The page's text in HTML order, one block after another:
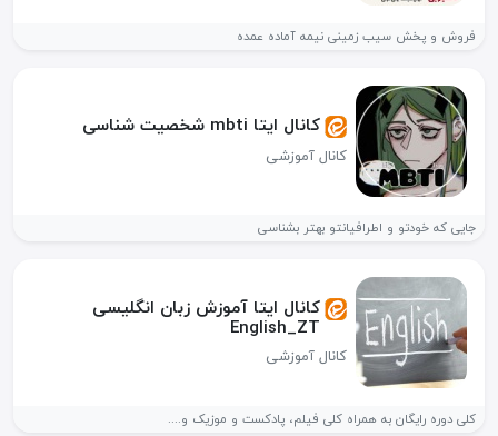
فروش و پخش سیب زمینی نیمه آماده عمده
کانال ایتا mbti شخصیت شناسی
کانال آموزشی
جایی که خودتو و اطرافیانتو بهتر بشناسی
کانال ایتا آموزش زبان انگلیسی
English_ZT
کانال آموزشی
کلی دوره رایگان به همراه کلی فیلم، پادکست و موزیک و....